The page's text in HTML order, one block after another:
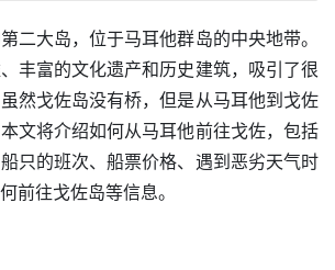
二大岛，位于马耳他群岛的中央地带。
丰富的文化遗产和历史建筑，吸引了很
然戈佐岛没有桥，但是从马耳他到戈佐
文将介绍如何从马耳他前往戈佐，包括
只的班次、船票价格、遇到恶劣天气时
前往戈佐岛等信息。